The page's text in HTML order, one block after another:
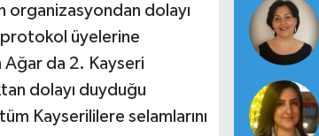
organizasyondan dolayı
protokol üyelerine
Ağar da 2. Kayseri
dolayı duyduğu
Kayserililere selamlarını